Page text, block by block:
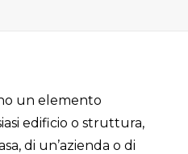
un elemento
edificio o struttura,
di un’azienda o di